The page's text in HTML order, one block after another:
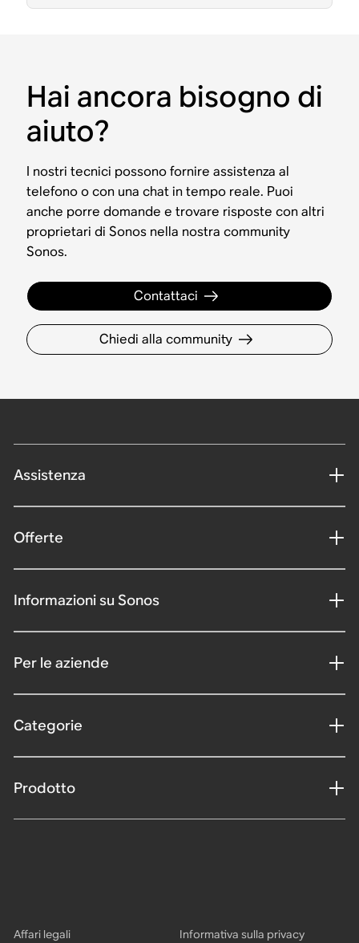
Hai ancora bisogno di
aiuto?
I nostri tecnici possono fornire assistenza al
telefono o con una chat in tempo reale. Puoi
anche porre domande e trovare risposte con altri
proprietari di Sonos nella nostra community
Sonos.
Contattaci
Chiedi alla community
Assistenza
Offerte
Informazioni su Sonos
Per le aziende
Categorie
Prodotto
Affari legali Informativa sulla privacy